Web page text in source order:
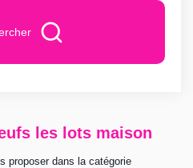
les lots maison
proposer dans la catégorie